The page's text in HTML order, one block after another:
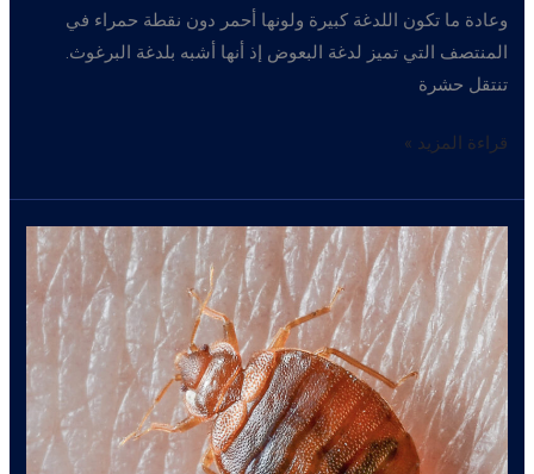
وعادة ما تكون اللدغة كبيرة ولونها أحمر دون نقطة حمراء في
المنتصف التي تميز لدغة البعوض إذ أنها أشبه بلدغة البرغوث.
تنتقل حشرة
حشره
قراءة المزيد »